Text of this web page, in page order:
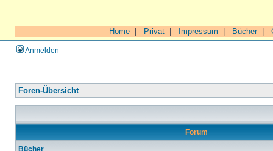
Home Privat Impressum Bücher|
Anmelden
Foren-Übersicht
Forum
Bücher